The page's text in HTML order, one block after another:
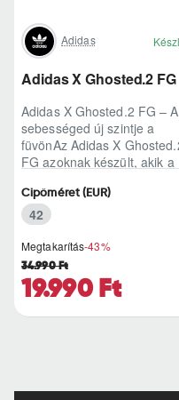
Adidas
Adidas X Ghosted.2 FG
Adidas X Ghosted.2 FG – A
sebességed új szintje a
füvönAz Adidas X
FG azoknak készült, akik a
pillanataiban is azonnal r..
Megtakarítás-43%
19.990 Ft
34.990 Ft
Cipőméret (EUR)
42